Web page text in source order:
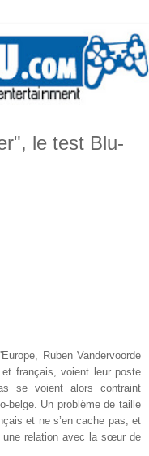
le test Blu-
Ruben Vandervoorde
français, voient leur poste
se voient alors contraint
belge. Un problème de taille
et ne s’en cache pas, et
une relation avec la sœur de